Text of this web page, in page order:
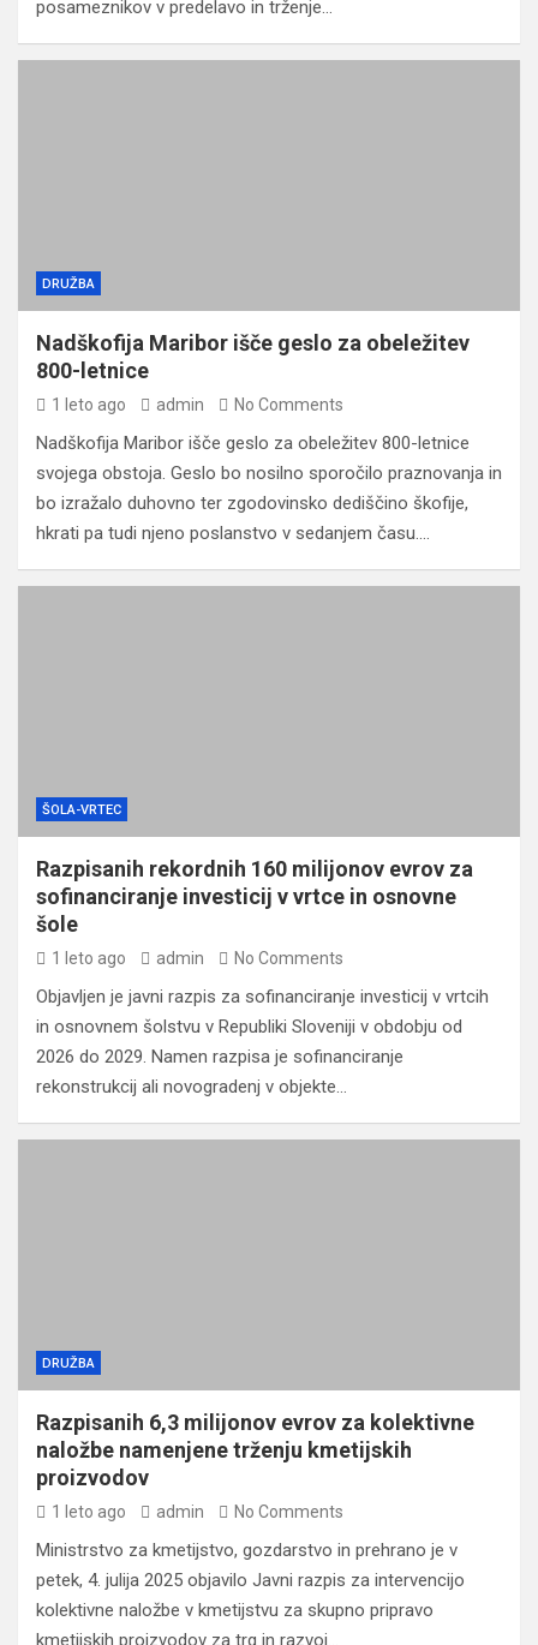
posameznikov v predelavo in trženje…
DRUŽBA
Nadškofija Maribor išče geslo za obeležitev
800-letnice
1 leto ago admin No Comments
Nadškofija Maribor išče geslo za obeležitev 800-letnice
svojega obstoja. Geslo bo nosilno sporočilo praznovanja in
bo izražalo duhovno ter zgodovinsko dediščino škofije,
hkrati pa tudi njeno poslanstvo v sedanjem času.…
ŠOLA-VRTEC
Razpisanih rekordnih 160 milijonov evrov za
sofinanciranje investicij v vrtce in osnovne
šole
1 leto ago admin No Comments
Objavljen je javni razpis za sofinanciranje investicij v vrtcih
in osnovnem šolstvu v Republiki Sloveniji v obdobju od
2026 do 2029. Namen razpisa je sofinanciranje
rekonstrukcij ali novogradenj v objekte…
DRUŽBA
Razpisanih 6,3 milijonov evrov za kolektivne
naložbe namenjene trženju kmetijskih
proizvodov
1 leto ago admin No Comments
Ministrstvo za kmetijstvo, gozdarstvo in prehrano je v
petek, 4. julija 2025 objavilo Javni razpis za intervencijo
kolektivne naložbe v kmetijstvu za skupno pripravo
kmetijskih proizvodov za trg in razvoj…